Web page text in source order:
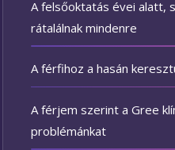
A felsőoktatás évei alatt,
rátalálnak mindenre
A férfihoz a hasán
A férjem szerint a Gree
problémánkat